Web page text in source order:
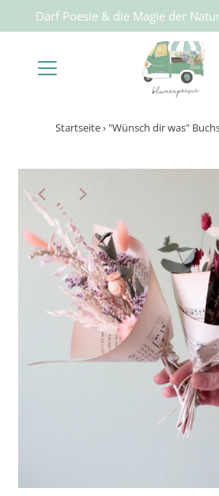
Darf Poesie & die Magie der
Startseite› "Wünsch dir was"